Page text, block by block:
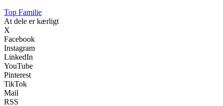
Top Familie
At dele er kærligt
X
Facebook
Instagram
LinkedIn
YouTube
Pinterest
TikTok
Mail
RSS